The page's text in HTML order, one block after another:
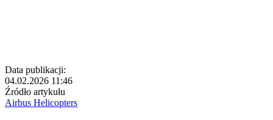
Data publikacji:
04.02.2026 11:46
Źródło artykułu
Airbus Helicopters